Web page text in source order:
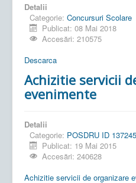
Detalii
Categorie: Concursuri Scolare
Publicat: 08 Mai 2018
Accesări: 210575
Descarca
Achizitie servicii
evenimente
Detalii
Categorie: POSDRU ID 137245
Publicat: 19 Mai 2015
Accesări: 240628
Achizitie servicii de organizare